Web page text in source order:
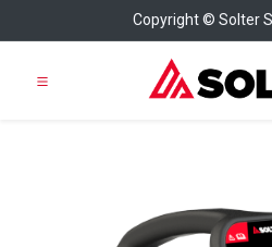
Copyright © Solter